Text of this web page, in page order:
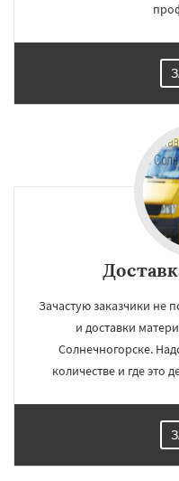
Зачастую заказчики не
и доставки
Солнечногорске.
количестве и где это